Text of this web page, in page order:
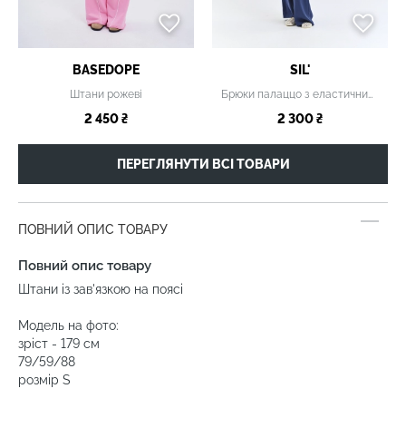
BASEDOPE
Штани рожеві
2 450 ₴
SIL'
Брюки палаццо з еластичним поясом темно-сині
2 300 ₴
ПЕРЕГЛЯНУТИ ВСІ ТОВАРИ
ПОВНИЙ ОПИС ТОВАРУ
Повний опис товару
Штани із зав'язкою на поясі
Модель на фото:
зріст - 179 см
79/59/88
розмір S